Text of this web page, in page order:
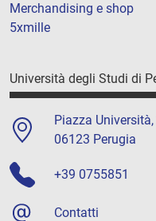
Merchandising e shop
5xmille
Università degli Studi di
Piazza Università,
06123 Perugia
+39 0755851
Contatti